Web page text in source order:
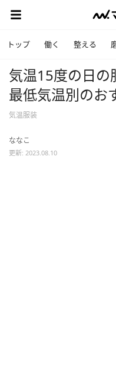
トップ 働く 整える
気温15度の日
最低気温別のお
気温服装
ななこ
更新: 2023.08.10